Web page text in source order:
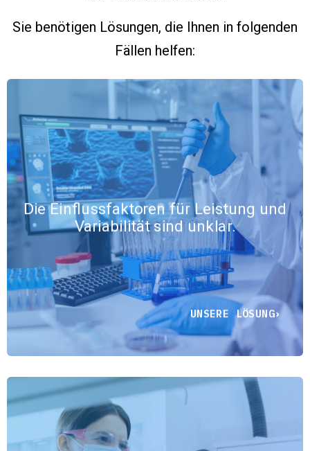
Sie benötigen Lösungen, die Ihnen in folgenden
Fällen helfen:
Die Einflussfaktoren für Leistung und
Variabilität sind unklar.
UNSERE LÖSUNG
Minitab nutzt Versuchsplanung
und fortschrittliche Analysen, um
Ursache und Wirkung
aufzudecken, Streuung zu
quantifizieren und zu zeigen, wie
sich Eingaben auf die tatsächliche
Leistung auswirken.